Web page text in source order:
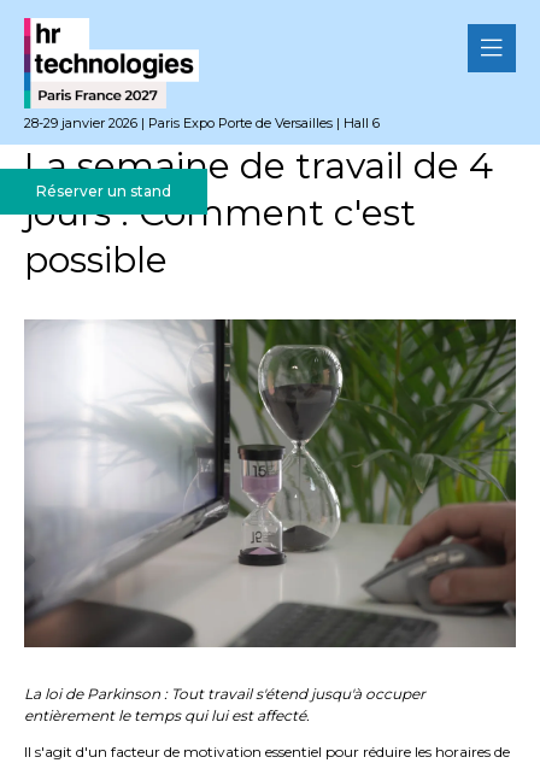
28-29 janvier 2026 | Paris Expo Porte de Versailles | Hall 6
Réserver un stand
La semaine de travail de 4
jours : Comment c'est
possible
La loi de Parkinson : Tout travail s'étend jusqu'à occuper
entièrement le temps qui lui est affecté.
Il s'agit d'un facteur de motivation essentiel pour réduire les horaires de